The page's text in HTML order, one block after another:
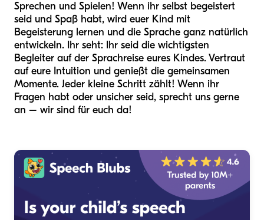
Sprechen und Spielen! Wenn ihr selbst begeistert
seid und Spaß habt, wird euer Kind mit
Begeisterung lernen und die Sprache ganz natürlich
entwickeln. Ihr seht: Ihr seid die wichtigsten
Begleiter auf der Sprachreise eures Kindes. Vertraut
auf eure Intuition und genießt die gemeinsamen
Momente. Jeder kleine Schritt zählt! Wenn ihr
Fragen habt oder unsicher seid, sprecht uns gerne
an – wir sind für euch da!